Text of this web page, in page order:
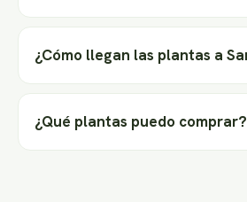
¿Cómo llegan las plantas a
¿Qué plantas puedo comprar?